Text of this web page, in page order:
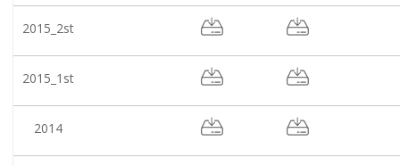
2015_2st
2015_1st
2014